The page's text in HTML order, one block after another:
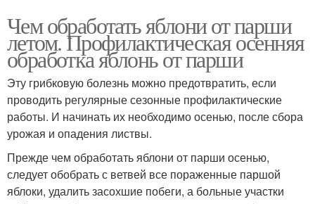
Чем обработать яблони от парши
летом. Профилактическая осенняя
обработка яблонь от парши
Эту грибковую болезнь можно предотвратить, если
проводить регулярные сезонные профилактические
работы. И начинать их необходимо осенью, после сбора
урожая и опадения листвы.
Прежде чем обработать яблони от парши осенью,
следует обобрать с ветвей все пораженные паршой
яблоки, удалить засохшие побеги, а больные участки